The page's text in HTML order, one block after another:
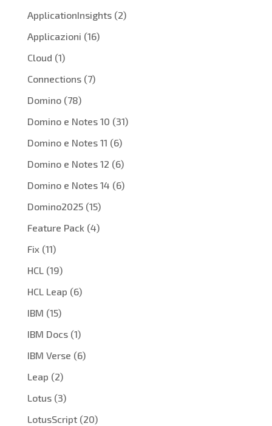
ApplicationInsights(2)
Applicazioni (16)
Cloud (1)
Connections(7)
Domino(78)
Domino e Notes 10 (31)
Domino e Notes 11 (6)
Domino e Notes 12 (6)
Domino e Notes 14 (6)
Domino2025(15)
Feature Pack (4)
Fix(11)
HCL(19)
HCL Leap (6)
IBM (15)
IBM Docs(1)
IBM Verse (6)
Leap (2)
Lotus(3)
LotusScript(20)